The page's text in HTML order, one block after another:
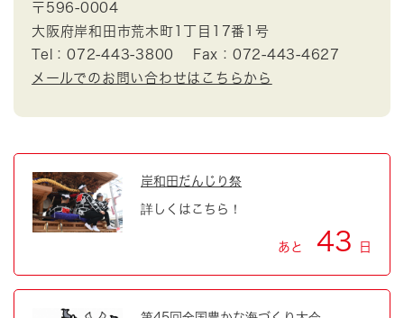
〒596-0004
大阪府岸和田市荒木町1丁目17番1号
Tel：072-443-3800
Fax：072-443-4627
メールでのお問い合わせはこちらから
岸和田だんじり祭
詳しくはこちら！
あと 43 日